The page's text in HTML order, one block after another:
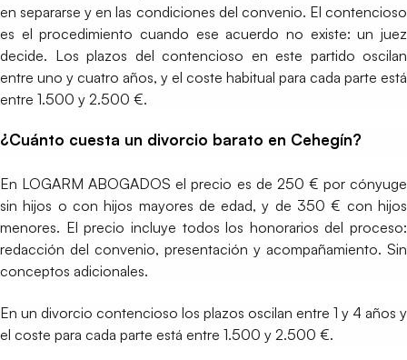
en separarse y en las condiciones del convenio. El contencioso
es el procedimiento cuando ese acuerdo no existe: un juez
decide. Los plazos del contencioso en este partido oscilan
entre uno y cuatro años, y el coste habitual para cada parte está
entre 1.500 y 2.500 €.
¿Cuánto cuesta un divorcio barato en Cehegín?
En LOGARM ABOGADOS el precio es de 250 € por cónyuge
sin hijos o con hijos mayores de edad, y de 350 € con hijos
menores. El precio incluye todos los honorarios del proceso:
redacción del convenio, presentación y acompañamiento. Sin
conceptos adicionales.
En un divorcio contencioso los plazos oscilan entre 1 y 4 años y
el coste para cada parte está entre 1.500 y 2.500 €.